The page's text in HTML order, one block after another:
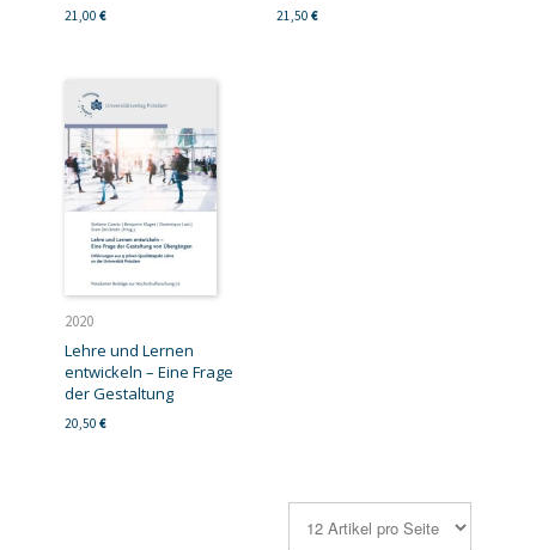
21,00 € 21,50 €
2020
Lehre und Lernen
entwickeln – Eine Frage
der Gestaltung
20,50 €